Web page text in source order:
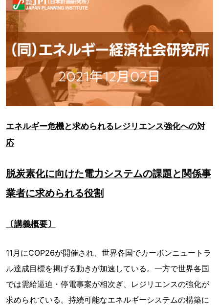
エネルギー危機と求められるレジリエンス強化への対
応
脱炭素化に向けた電力システムの課題と関係事
業者に求められる役割
〔講義概要〕
11月にCOP26が開催され、世界各国でカーボンニュートラ
ル達成目標を掲げる動きが加速している。一方で世界各国
では需給逼迫・停電事案が相次ぎ、レジリエンスの強化が
求められている。持続可能なエネルギーシステムの構築に